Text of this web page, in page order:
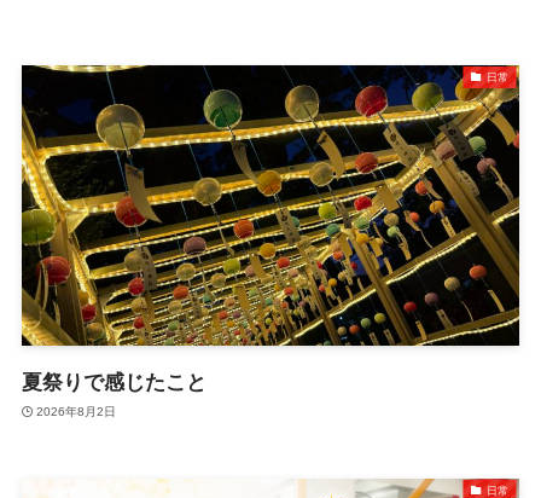
日常
夏祭りで感じたこと
2026年8月2日
日常